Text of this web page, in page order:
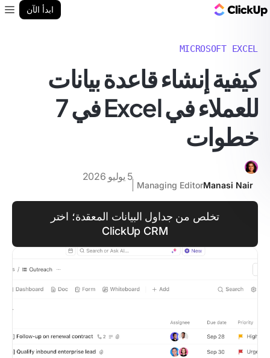
ابدأ الآن
MICROSOFT EXCEL
كيفية إنشاء قاعدة بيانات
للعملاء في Excel في 7
خطوات
Manasi Nair
Managing Editor
5 يوليو 2026
تخلص من جداول البيانات المعقدة؛ اختر
ClickUp CRM